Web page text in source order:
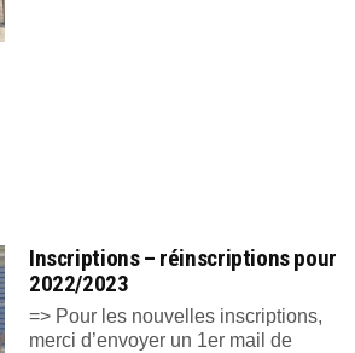
Inscriptions – réinscriptions pour
2022/2023
=> Pour les nouvelles inscriptions,
merci d’envoyer un 1er mail de